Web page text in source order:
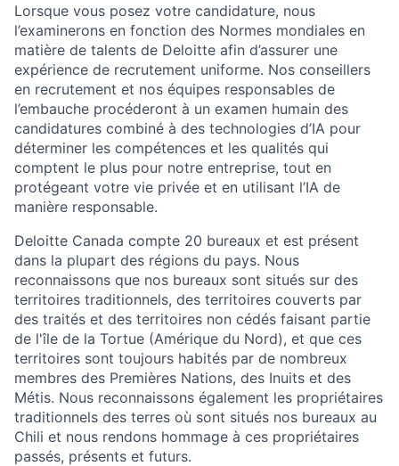
Lorsque vous posez votre candidature, nous
l’examinerons en fonction des Normes mondiales en
matière de talents de Deloitte afin d’assurer une
expérience de recrutement uniforme. Nos conseillers
en recrutement et nos équipes responsables de
l’embauche procéderont à un examen humain des
candidatures combiné à des technologies d’IA pour
déterminer les compétences et les qualités qui
comptent le plus pour notre entreprise, tout en
protégeant votre vie privée et en utilisant l’IA de
manière responsable.
Deloitte Canada compte 20 bureaux et est présent
dans la plupart des régions du pays. Nous
reconnaissons que nos bureaux sont situés sur des
territoires traditionnels, des territoires couverts par
des traités et des territoires non cédés faisant partie
de l'île de la Tortue (Amérique du Nord), et que ces
territoires sont toujours habités par de nombreux
membres des Premières Nations, des Inuits et des
Métis. Nous reconnaissons également les propriétaires
traditionnels des terres où sont situés nos bureaux au
Chili et nous rendons hommage à ces propriétaires
passés, présents et futurs.